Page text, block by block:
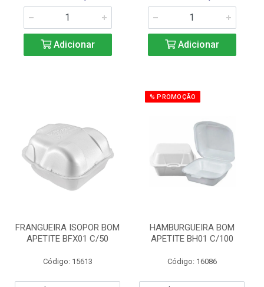
Adicionar Adicionar
FRANGUEIRA ISOPOR BOM
APETITE BFX01 C/50
Código: 15613
% PROMOÇÃO
HAMBURGUEIRA BOM
APETITE BH01 C/100
Código: 16086